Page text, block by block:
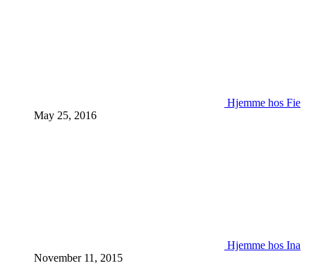
Hjemme hos Fie
May 25, 2016
Hjemme hos Ina
November 11, 2015